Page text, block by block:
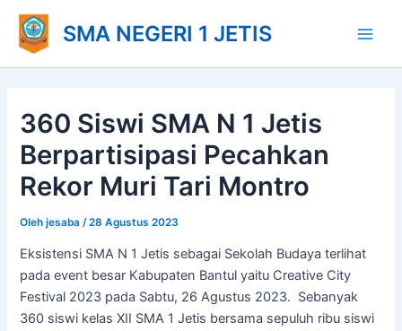
Lewati
konten
SMA NEGERI 1 JETIS
360 Siswi SMA N 1 Jetis
Berpartisipasi Pecahkan
Rekor Muri Tari Montro
Olehjesaba/28 Agustus 2023
Eksistensi SMA N 1 Jetis sebagai Sekolah Budaya terlihat
pada event besar Kabupaten Bantul yaitu Creative City
Festival 2023 pada Sabtu, 26 Agustus 2023. Sebanyak
360 siswi kelas XII SMA 1 Jetis bersama sepuluh ribu siswi